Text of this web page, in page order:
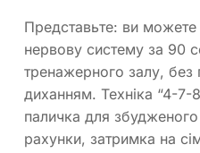
Представьте: ви можете
нервову систему за 90
тренажерного залу, без
диханням. Техніка “4-7-
паличка для
рахунки, затримка на